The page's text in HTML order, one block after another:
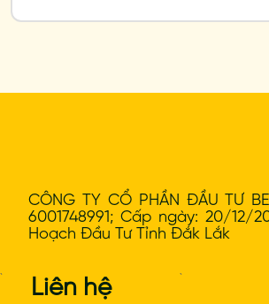
CÔNG TY CỔ PHẦN ĐẦU TƯ
6001748991; Cấp ngày: 20/12/
Hoạch Đầu Tư Tỉnh Đắk Lắk
` Liên hệ `